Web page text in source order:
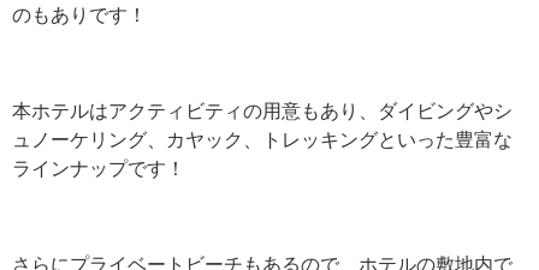
のもありです！
本ホテルはアクティビティの用意もあり、ダイビングやシ
ュノーケリング、カヤック、トレッキングといった豊富な
ラインナップです！
さらにプライベートビーチもあるので、ホテルの敷地内で